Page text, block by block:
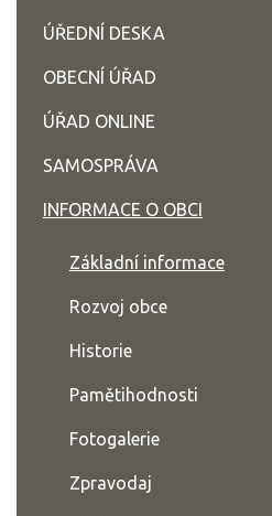
ÚŘEDNÍ DESKA
OBECNÍ ÚŘAD
ÚŘAD ONLINE
SAMOSPRÁVA
INFORMACE O OBCI
Základní informace
Rozvoj obce
Historie
Pamětihodnosti
Fotogalerie
Zpravodaj